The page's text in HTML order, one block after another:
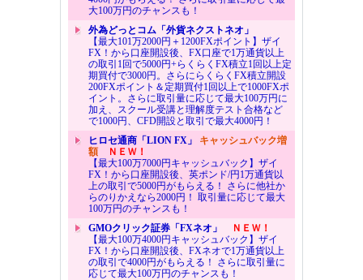
大100万円のチャンスも！
外為どっとコム「外貨ネクストネオ」
【最大101万2000円＋1200FXポイント】ザイ
FX！から口座開設後、FX口座で1万通貨以上
の取引1回で5000円+らくらくFX積立1回以上定
期買付で3000円。さらにらくらくFX積立開設
200FXポイント＆定期買付1回以上で1000FXポ
イント。さらに取引量に応じて最大100万円に
加え、スクール受講と理解度テスト合格など
で1000円、CFD開設と取引で最大4000円！
ヒロセ通商「LION FX」 キャッシュバック増
額ＮＥＷ！
【最大100万7000円キャッシュバック】ザイ
FX！から口座開設後、英ポンド/円1万通貨以
上の取引で5000円がもらえる！ さらに他社か
らのりかえなら2000円！ 取引量に応じて最大
100万円のチャンスも！
GMOクリック証券「FXネオ」
ＮＥＷ！
【最大100万4000円キャッシュバック】ザイ
FX！から口座開設後、FXネオで1万通貨以上
の取引で4000円がもらえる！ さらに取引量に
応じて最大100万円のチャンスも！